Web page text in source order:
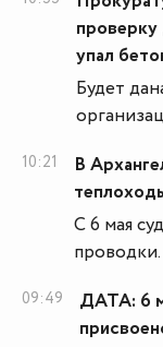
упал
Будет
10:21
В
С 6 мая
проводки.
09:49
ДАТА: 6